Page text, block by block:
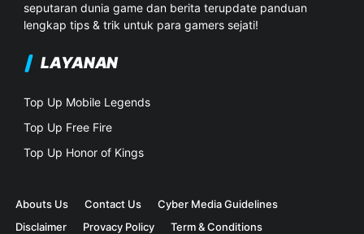
seputaran dunia game dan berita terupdate panduan
lengkap tips & trik untuk para gamers sejati!
LAYANAN
Top Up Mobile Legends
Top Up Free Fire
Top Up Honor of Kings
Abouts Us Contact Us
Cyber Media Guidelines
Disclaimer
Provacy Policy Term & Conditions